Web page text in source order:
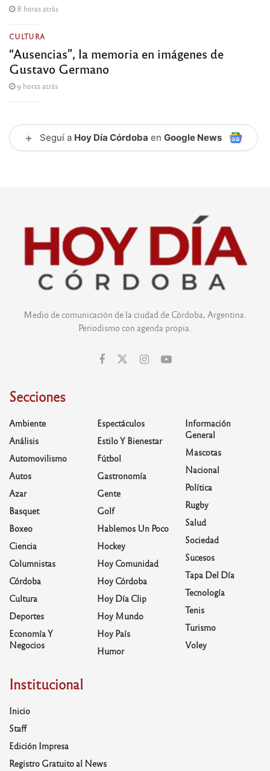
8 horas atrás
CULTURA
“Ausencias”, la memoria en imágenes de
Gustavo Germano
9 horas atrás
+ Seguí a Hoy Día Córdoba en Google News
Medio de comunicación de la ciudad de Córdoba, Argentina.
Periodismo con agenda propia.
Secciones
Ambiente
Análisis
Automovilismo
Autos
Azar
Basquet
Boxeo
Ciencia
Columnistas
Córdoba
Cultura
Deportes
Economía Y
Negocios
Espectáculos
Estilo Y Bienestar
Fútbol
Gastronomía
Gente
Golf
Hablemos Un Poco
Hockey
Hoy Comunidad
Hoy Córdoba
Hoy Día Clip
Hoy Mundo
Hoy País
Humor
Información
General
Mascotas
Nacional
Política
Rugby
Salud
Sociedad
Sucesos
Tapa Del Día
Tecnología
Tenis
Turismo
Voley
Institucional
Inicio
Staff
Edición Impresa
Registro Gratuito al News